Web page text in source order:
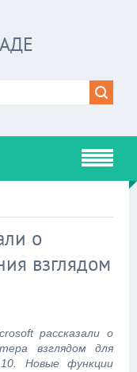
о
взглядом
рассказали о
взглядом для
Новые функции